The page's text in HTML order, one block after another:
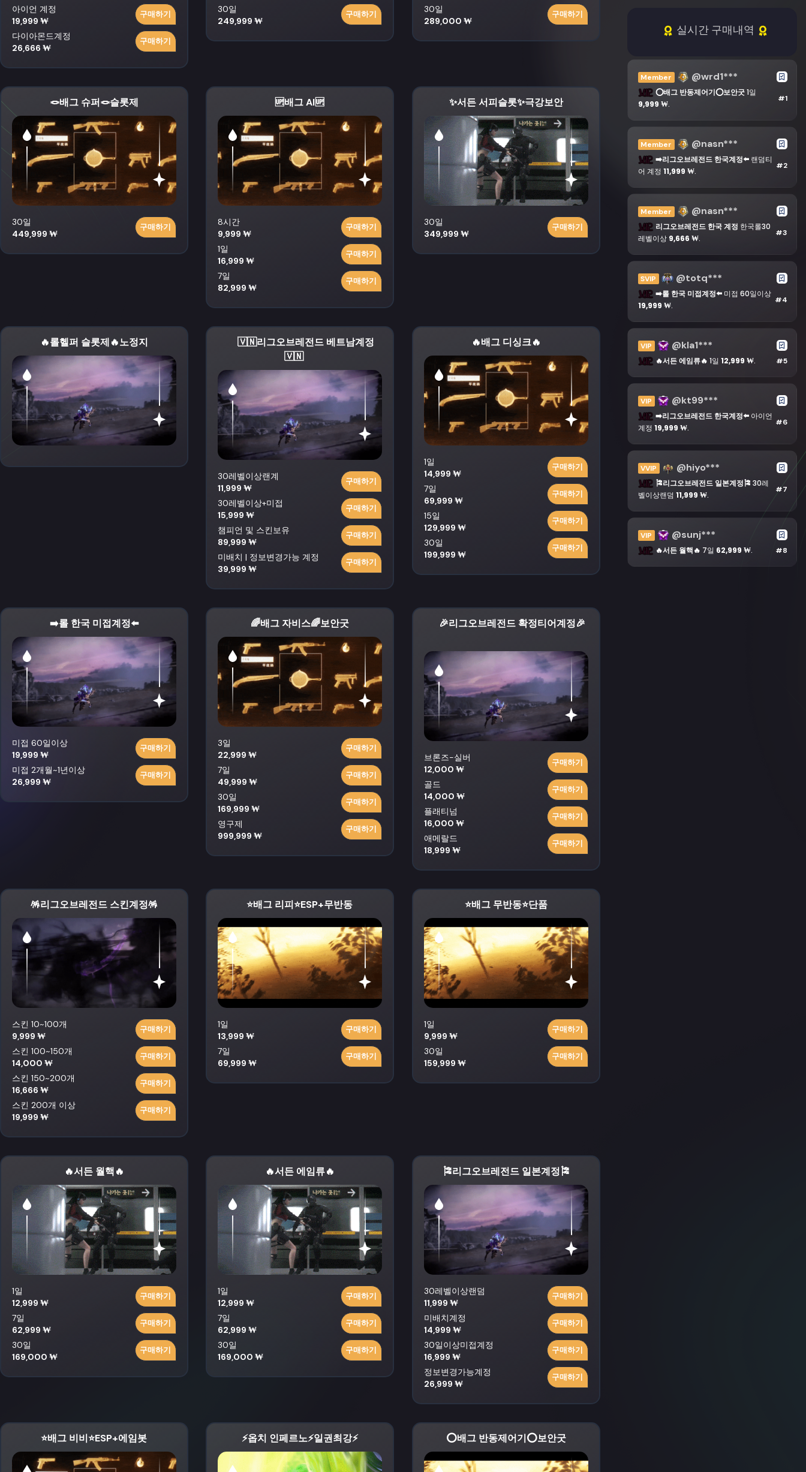
아이언 계정
19,999 ₩
구매하기
다이아몬드계정
26,666 ₩
구매하기
30일
249,999 ₩
구매하기
30일
289,000 ₩
구매하기
🪢배그 슈퍼🪢슬롯제
30일
449,999 ₩
구매하기
🆙배그 AI🆙
8시간
9,999 ₩
구매하기
1일
16,999 ₩
구매하기
7일
82,999 ₩
구매하기
✨서든 서피슬롯✨극강보안
30일
349,999 ₩
구매하기
🔥롤헬퍼 슬롯제🔥노정지
🇻🇳리그오브레전드 베트남계정
🇻🇳
30레벨이상랜계
11,999 ₩
구매하기
30레벨이상+미접
15,999 ₩
구매하기
챔피언 및 스킨보유
89,999 ₩
구매하기
미배치 | 정보변경가능 계정
39,999 ₩
구매하기
🔥배그 디싱크🔥
1일
14,999 ₩
구매하기
7일
69,999 ₩
구매하기
15일
129,999 ₩
구매하기
30일
199,999 ₩
구매하기
➡️롤 한국 미접계정⬅️
미접 60일이상
19,999 ₩
구매하기
미접 2개월~1년이상
26,999 ₩
구매하기
🌈배그 자비스🌈보안굿
3일
22,999 ₩
구매하기
7일
49,999 ₩
구매하기
30일
169,999 ₩
구매하기
영구제
999,999 ₩
구매하기
🎉리그오브레전드 확정티어계정🎉
브론즈-실버
12,000 ₩
구매하기
골드
14,000 ₩
구매하기
플래티넘
16,000 ₩
구매하기
애메랄드
18,999 ₩
구매하기
🪅리그오브레전드 스킨계정🪅
스킨 10~100개
9,999 ₩
구매하기
스킨 100~150개
14,000 ₩
구매하기
스킨 150~200개
16,666 ₩
구매하기
스킨 200개 이상
19,999 ₩
구매하기
⭐️배그 리피⭐️ESP+무반동
1일
13,999 ₩
구매하기
7일
69,999 ₩
구매하기
⭐️배그 무반동⭐️단품
1일
9,999 ₩
구매하기
30일
159,999 ₩
구매하기
🔥서든 월핵🔥
1일
12,999 ₩
구매하기
7일
62,999 ₩
구매하기
30일
169,000 ₩
구매하기
🔥서든 에임류🔥
1일
12,999 ₩
구매하기
7일
62,999 ₩
구매하기
30일
169,000 ₩
구매하기
🎏리그오브레전드 일본계정🎏
30레벨이상랜덤
11,999 ₩
구매하기
미배치계정
14,999 ₩
구매하기
30일이상미접계정
16,999 ₩
구매하기
정보변경가능계정
26,999 ₩
구매하기
⭐️배그 비비⭐️ESP+에임봇 ⚡옵치 인페르노⚡일권최강⚡ ⭕배그 반동제어기⭕보안굿
실시간 구매내역
Member @wrd1***
⭕배그 반동제어기⭕보안굿1일
9,999 ₩.
#1
Member @nasn***
➡️리그오브레전드 한국계정⬅️ 랜덤티
어 계정 11,999 ₩.
#2
Member @nasn***
리그오브레전드 한국 계정 한국롤30
레벨이상 9,666 ₩.
#3
SVIP @totq***
➡️롤 한국 미접계정⬅️ 미접 60일이상
19,999 ₩.
#4
VIP @kla1***
🔥서든 에임류🔥 1일12,999 ₩. #5
VIP @kt99***
➡️리그오브레전드 한국계정⬅️ 아이언
계정 19,999 ₩.
#6
VVIP @hiyo***
🎏리그오브레전드 일본계정🎏 30레
벨이상랜덤 11,999 ₩.
#7
VIP @sunj***
🔥서든 월핵🔥 7일 62,999 ₩. #8